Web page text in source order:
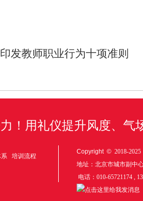
发教师职业行为十项准则
！用礼仪提升风度、气
培训流程
Copyright © 2018-
地址：北京市城市副中
电话：010-65721174 ,